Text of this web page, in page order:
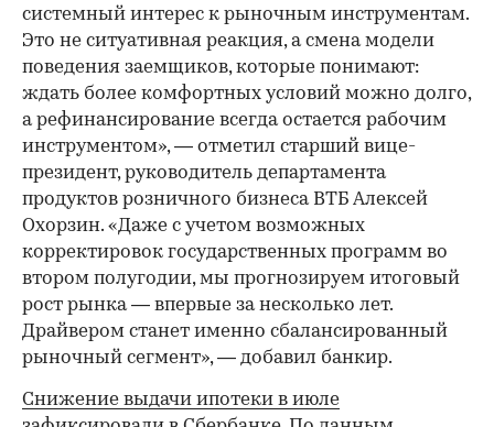
системный интерес к рыночным инструментам.
Это не ситуативная реакция, а смена модели
поведения заемщиков, которые понимают:
ждать более комфортных условий можно долго,
а рефинансирование всегда остается рабочим
инструментом», — отметил старший вице-
президент, руководитель департамента
продуктов розничного бизнеса ВТБ Алексей
Охорзин. «Даже с учетом возможных
корректировок государственных программ во
втором полугодии, мы прогнозируем итоговый
рост рынка — впервые за несколько лет.
Драйвером станет именно сбалансированный
рыночный сегмент», — добавил банкир.
Снижение выдачи ипотеки в июле